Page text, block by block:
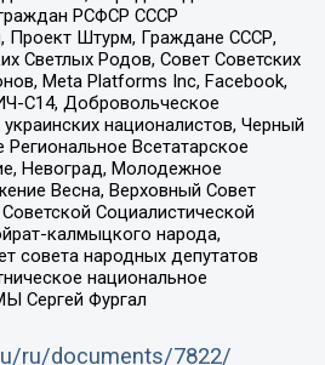
РСФСР СССР
Проект Штурм, Граждане СССР,
Светлых Родов, Совет Советских
Meta Platforms Inc, Facebook,
С14, Добровольческое
националистов, Черный
Региональное Всетатарское
Невоград, Молодежное
Весна, Верховный Совет
Социалистической
калмыцкого народа,
совета народных депутатов
национальное
Сергей Фургал
ru/documents/7822/